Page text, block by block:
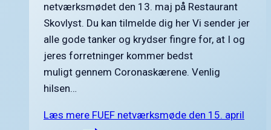
netværksmødet den 13. maj på Restaurant
Skovlyst. Du kan tilmelde dig her Vi sender jer
alle gode tanker og krydser fingre for, at I og
jeres forretninger kommer bedst
muligt gennem Coronaskærene. Venlig
hilsen…
Læs mere FUEF netværksmøde den 15. april